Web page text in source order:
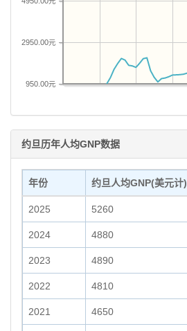
950.00元
2950.00元
约旦历年人均GNP数据
年份 约旦人均GNP(美元计)
2025 5260
2024 4880
2023 4890
2022 4810
2021 4650